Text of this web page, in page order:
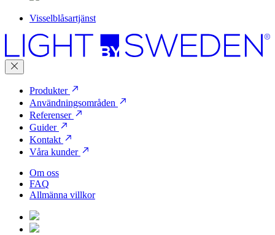
Visselblåsartjänst
Produkter
Användningsområden
Referenser
Guider
Kontakt
Våra kunder
Om oss
FAQ
Allmänna villkor